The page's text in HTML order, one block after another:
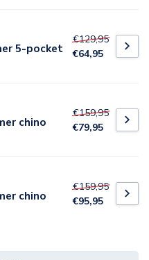
5-pocket
€129,95
€64,95
chino
€159,95
€79,95
chino
€159,95
€95,95